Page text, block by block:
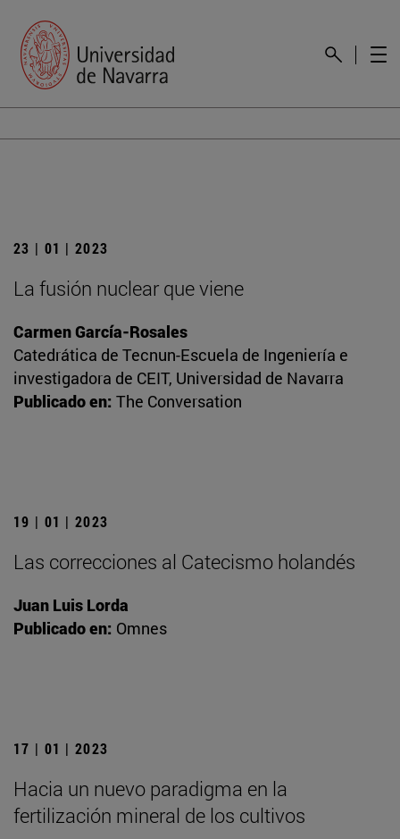
23 | 01 | 2023
La fusión nuclear que viene
Carmen García-Rosales
Catedrática de Tecnun-Escuela de Ingeniería e
investigadora de CEIT, Universidad de Navarra
Publicado en: The Conversation
19 | 01 | 2023
Las correcciones al Catecismo holandés
Juan Luis Lorda
Publicado en: Omnes
17 | 01 | 2023
Hacia un nuevo paradigma en la
fertilización mineral de los cultivos